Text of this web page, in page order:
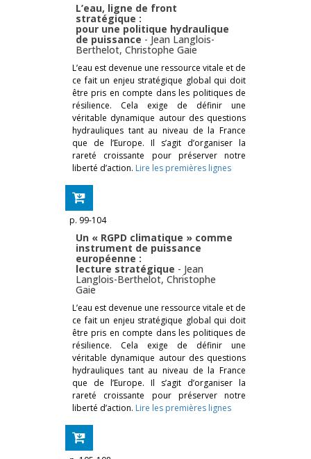
L’eau, ligne de front
stratégique :
pour une politique hydraulique
de puissance - Jean Langlois-
Berthelot, Christophe Gaie
L’eau est devenue une ressource vitale et de
ce fait un enjeu stratégique global qui doit
être pris en compte dans les politiques de
résilience. Cela exige de définir une
véritable dynamique autour des questions
hydrauliques tant au niveau de la France
que de l’Europe. Il s’agit d’organiser la
rareté croissante pour préserver notre
liberté d’action. Lire les premières lignes
p. 99-104
Un « RGPD climatique » comme
instrument de puissance
européenne :
lecture stratégique - Jean
Langlois-Berthelot, Christophe
Gaie
L’eau est devenue une ressource vitale et de
ce fait un enjeu stratégique global qui doit
être pris en compte dans les politiques de
résilience. Cela exige de définir une
véritable dynamique autour des questions
hydrauliques tant au niveau de la France
que de l’Europe. Il s’agit d’organiser la
rareté croissante pour préserver notre
liberté d’action. Lire les premières lignes